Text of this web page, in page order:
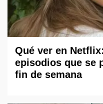
Qué ver en
episodios que se
fin de semana